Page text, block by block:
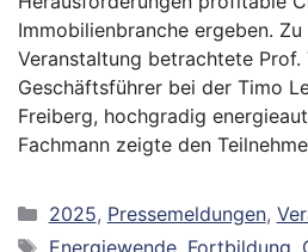
Immobilienbranche ergeben.
Veranstaltung betrachtete Prof.
Geschäftsführer bei der Timo
Freiberg, hochgradig
Fachmann zeigte den
Kategorien
2025, Pressemeldungen,
Schlagwörter